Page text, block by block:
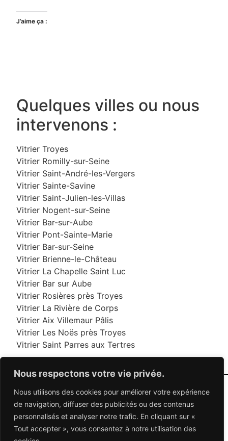
Nous respectons votre vie privée.
Nous utilisons des cookies pour améliorer votre expérience
de navigation, diffuser des publicités ou des contenus
personnalisés et analyser notre trafic. En cliquant sur «
Tout accepter », vous consentez à notre utilisation des
J’aime ça :
Quelques villes ou nous
intervenons :
Vitrier Troyes
Vitrier Romilly-sur-Seine
Vitrier Saint-André-les-Vergers
Vitrier Sainte-Savine
Vitrier Saint-Julien-les-Villas
Vitrier Nogent-sur-Seine
Vitrier Bar-sur-Aube
Vitrier Pont-Sainte-Marie
Vitrier Bar-sur-Seine
Vitrier Brienne-le-Château
Vitrier La Chapelle Saint Luc
Vitrier Bar sur Aube
Vitrier Rosières près Troyes
Vitrier La Rivière de Corps
Vitrier Aix Villemaur Pâlis
Vitrier Les Noës près Troyes
Vitrier Saint Parres aux Tertres
06 95 95 70 70
© 2026 Dépannage Vitrier - Tous droits réservés